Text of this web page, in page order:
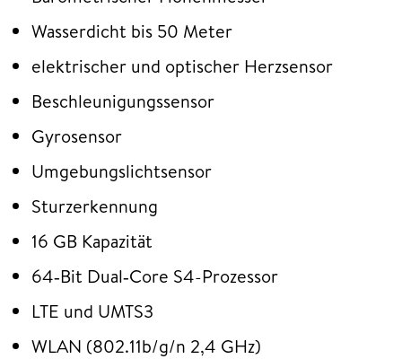
Wasserdicht bis 50 Meter
elektrischer und optischer Herzsensor
Beschleunigungssensor
Gyrosensor
Umgebungslichtsensor
Sturzerkennung
16 GB Kapazität
64‑Bit Dual‑Core S4-Prozessor
LTE und UMTS3
WLAN (802.11b/g/n 2,4 GHz)